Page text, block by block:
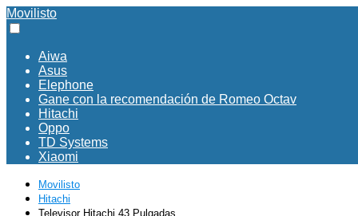
Movilisto
Aiwa
Asus
Elephone
Gane con la recomendación de Romeo Octav
Hitachi
Oppo
TD Systems
Xiaomi
Movilisto
Hitachi
Televisor Hitachi 43 Pulgadas